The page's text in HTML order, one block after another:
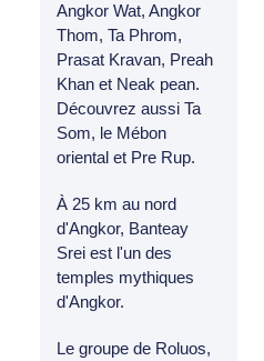
Angkor Wat, Angkor
Thom, Ta Phrom,
Prasat Kravan, Preah
Khan et Neak pean.
Découvrez aussi Ta
Som, le Mébon
oriental et Pre Rup.
À 25 km au nord
d'Angkor, Banteay
Srei est l'un des
temples mythiques
d'Angkor.
Le groupe de Roluos,